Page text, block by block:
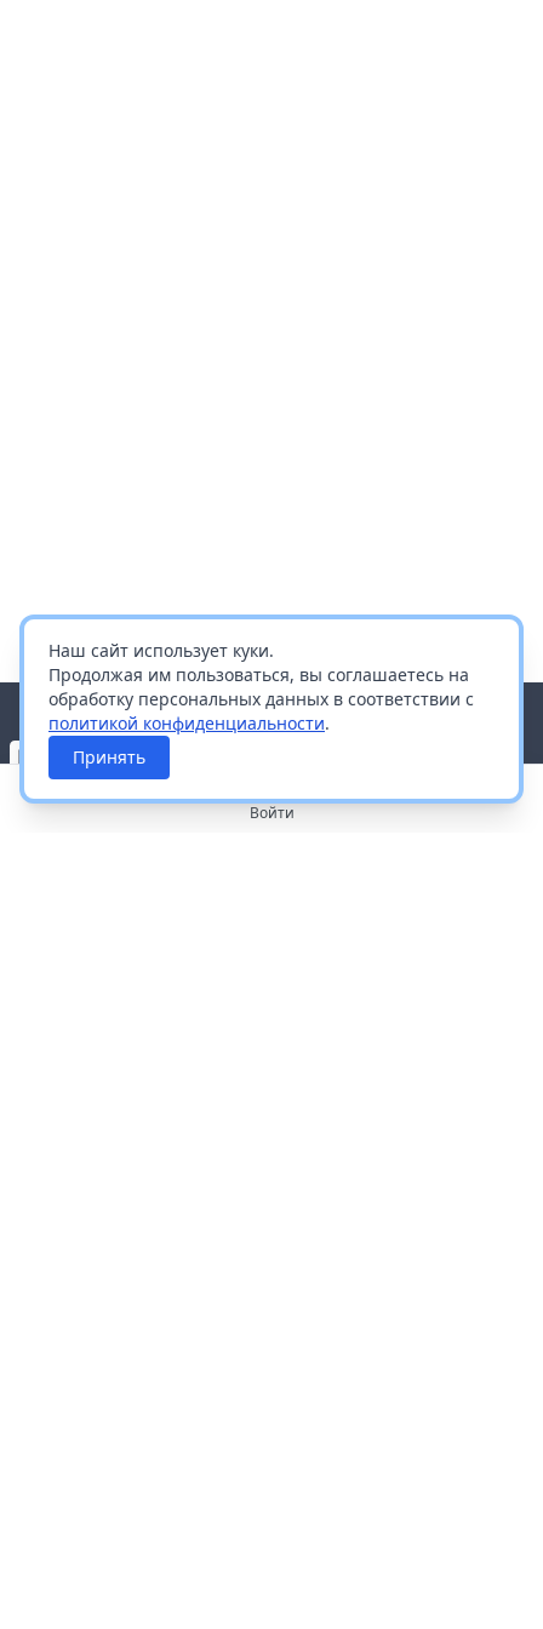
Наш сайт использует куки.
Продолжая им пользоваться, вы соглашаетесь на
обработку персональных данных в соответствии с
политикой конфиденциальности.
Принять
Войти